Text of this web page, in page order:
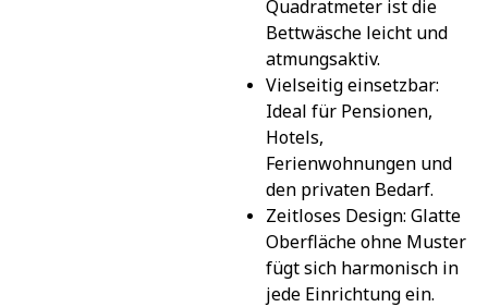
Quadratmeter ist die
Bettwäsche leicht und
atmungsaktiv.
Vielseitig einsetzbar:
Ideal für Pensionen,
Hotels,
Ferienwohnungen und
den privaten Bedarf.
Zeitloses Design: Glatte
Oberfläche ohne Muster
fügt sich harmonisch in
jede Einrichtung ein.